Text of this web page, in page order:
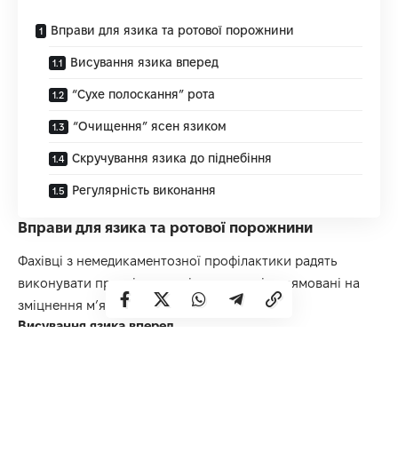
Вправи для язика та ротової порожнини
Висування язика вперед
“Сухе полоскання” рота
“Очищення” ясен язиком
Скручування язика до піднебіння
Регулярність виконання
Вправи для язика та ротової порожнини
Фахівці з немедикаментозної профілактики радять
виконувати прості щоденні вправи, які спрямовані на
зміцнення м’язів язика:
Висування язика вперед